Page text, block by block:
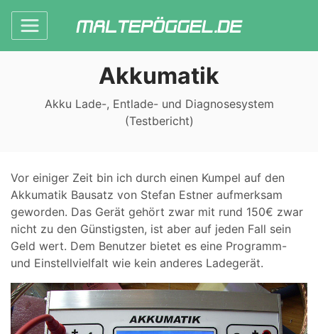
Akkumatik
Akku Lade-, Entlade- und Diagnosesystem
(Testbericht)
Vor einiger Zeit bin ich durch einen Kumpel auf den
Akkumatik Bausatz von Stefan Estner aufmerksam
geworden. Das Gerät gehört zwar mit rund 150€ zwar
nicht zu den Günstigsten, ist aber auf jeden Fall sein
Geld wert. Dem Benutzer bietet es eine Programm-
und Einstellvielfalt wie kein anderes Ladegerät.